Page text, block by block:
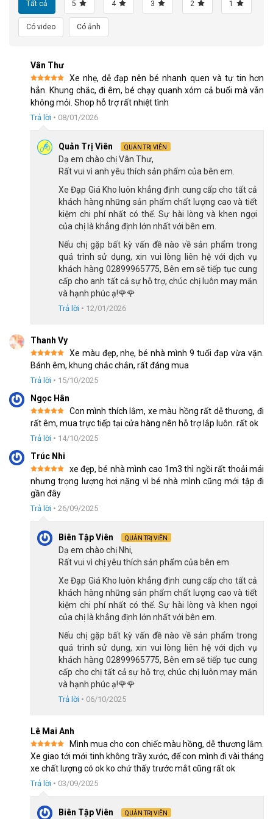
Hệ thống phanh an toàn
Sự an toàn cho con luôn là ưu tiên hàng đầu khi lựa chọn xe
đạp. Xe đạp trẻ em Raccoon Rina 22 inch được trang bị tích
hợp 2 loại phanh là phanh gôm và phanh đùm.
Phanh gôm với lực hãm mạnh, phanh đùm ít bị ảnh hưởng từ
môi trường bên ngoài như bụi bẩn, nước giúp cho phanh có độ
kiểm soát tốc độ và đảm bảo an toàn cho con.
Kết hợp từ 2 loại là phanh gôm và phanh đùm giúp con dễ dàng kiểm
soát tốc độ
Vẻ ngoài cuốn hút
Xe đạp Raccoon Rina sở hữu vẻ ngoài xinh xắn, thiết kế ghi
đông cánh én độc đáo, mang hơi hướng cổ điển nhưng vẫn rất
hiện đại và thời thượng. Chiếc xe được thiết kế tỉ mỉ, từ khung
nên một tổng thể hài hòa và bắt mắt.
Xe đạp trẻ em Raccoon Rina 22 inch với tổng thể hài hòa và bắt mắt
Đặc biệt, xe đạp Raccoon Rina 22 inch có tới 4 lựa chọn đa
dạng màu sắc tươi tắn như trắng, hồng, vàng, xanh dương, phù
Tất cả 5 4 3 2 1
Có video Có ảnh
Vân Thư
Được xếp
hạng 5 5
sao
Xe nhẹ, dễ đạp nên bé nhanh quen và tự tin hơn
hẳn. Khung chắc, đi êm, bé chạy quanh xóm cả buổi mà vẫn
không mỏi. Shop hỗ trợ rất nhiệt tình
Trả lời • 08/01/2026
Quản Trị Viên QUẢN TRỊ VIÊN
Dạ em chào chị Vân Thư,
Rất vui vì anh yêu thích sản phẩm của bên em.
Xe Đạp Giá Kho luôn khẳng định cung cấp cho tất cả
khách hàng những sản phẩm chất lượng cao và tiết
kiệm chi phí nhất có thể. Sự hài lòng và khen ngợi
của chị là khẳng định lớn nhất với bên em.
Nếu chị gặp bất kỳ vấn đề nào về sản phẩm trong
quá trình sử dụng, xin vui lòng liên hệ với dịch vụ
khách hàng 02899965775, Bên em sẽ tiếp tục cung
cấp cho anh tất cả sự hỗ trợ, chúc chị luôn may mắn
và hạnh phúc ạ!🌹🌹
Trả lời • 12/01/2026
Thanh Vy
Được xếp
hạng 5 5
sao
Xe màu đẹp, nhẹ, bé nhà mình 9 tuổi đạp vừa vặn.
Bánh êm, khung chắc chắn, rất đáng mua
Trả lời • 15/10/2025
Ngọc Hân
Được xếp
hạng55
sao
Con mình thích lắm, xe màu hồng rất dễ thương, đi
rất êm, mua trực tiếp tại cửa hàng nên hỗ trợ lắp luôn. rất ok
Trả lời • 14/10/2025
Trúc Nhi
Được xếp
hạng 55
sao
xe đẹp, bé nhà mình cao 1m3 thì ngồi rất thoải mái
nhưng trọng lượng hơi nặng vì bé nhà mình cũng mới tập đi
gần đây
Trả lời • 26/09/2025
Biên Tập Viên QUẢN TRỊ VIÊN
Dạ em chào chị Nhi,
Rất vui vì chị yêu thích sản phẩm của bên em.
Xe Đạp Giá Kho luôn khẳng định cung cấp cho tất cả
khách hàng những sản phẩm chất lượng cao và tiết
kiệm chi phí nhất có thể. Sự hài lòng và khen ngợi
của chị là khẳng định lớn nhất với bên em.
Nếu chị gặp bất kỳ vấn đề nào về sản phẩm trong
quá trình sử dụng, xin vui lòng liên hệ với dịch vụ
khách hàng 02899965775, Bên em sẽ tiếp tục cung
cấp cho chị tất cả sự hỗ trợ, chúc chị luôn may mắn
và hạnh phúc ạ!🌹🌹
Trả lời • 06/10/2025
Lê Mai Anh
Được xếp
hạng55
sao
Mình mua cho con chiếc màu hồng, dễ thương lắm.
Xe giao tới mới tinh không trầy xước, để con mình đi vài tháng
xe chất lượng có ok ko chứ thấy trước mắt cũng rất ok
Trả lời • 03/09/2025
Biên Tập Viên QUẢN TRỊ VIÊN